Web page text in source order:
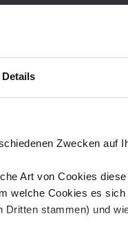
Details
Zwecken auf
Art von Cookies
welche Cookies es
stammen) und
has been cancelled.
further information,